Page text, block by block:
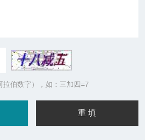
伯数字），如：三加四=7